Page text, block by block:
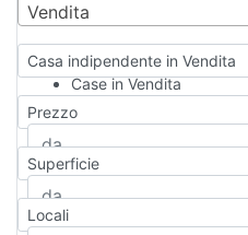
Vendita
Casa indipendente in Vendita
Case in Vendita
Qualsiasi
Appartamento
Casa indipendente
Casa Semi-indipendente
Attico/Mansarda
Prezzo
Superficie
Locali